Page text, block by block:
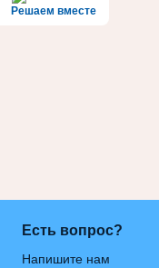
Решаем вместе
Есть вопрос?
Напишите нам